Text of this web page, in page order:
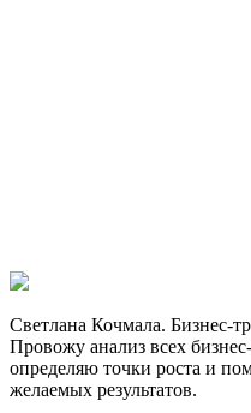
Светлана Кочмала. Бизнес-
Провожу анализ всех
определяю точки роста и
желаемых результатов.